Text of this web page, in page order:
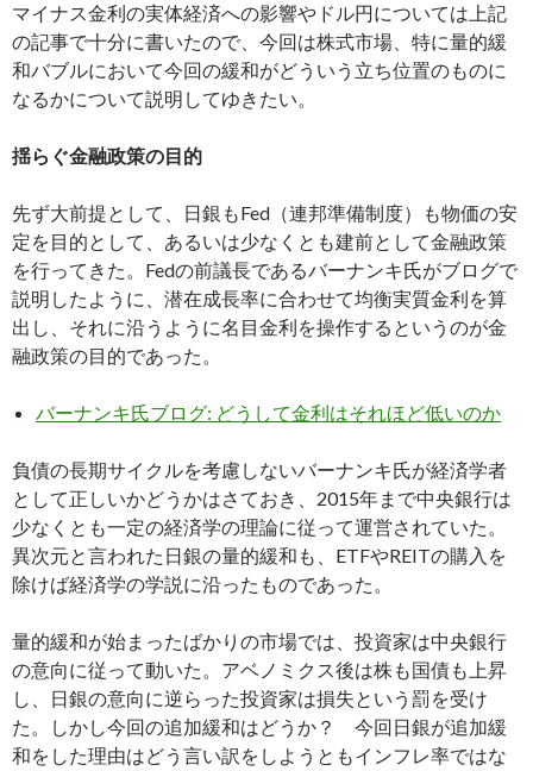
マイナス金利の実体経済への影響やドル円については上記
の記事で十分に書いたので、今回は株式市場、特に量的緩
和バブルにおいて今回の緩和がどういう立ち位置のものに
なるかについて説明してゆきたい。
揺らぐ金融政策の目的
先ず大前提として、日銀もFed（連邦準備制度）も物価の安
定を目的として、あるいは少なくとも建前として金融政策
を行ってきた。Fedの前議長であるバーナンキ氏がブログで
説明したように、潜在成長率に合わせて均衡実質金利を算
出し、それに沿うように名目金利を操作するというのが金
融政策の目的であった。
バーナンキ氏ブログ: どうして金利はそれほど低いのか
負債の長期サイクルを考慮しないバーナンキ氏が経済学者
として正しいかどうかはさておき、2015年まで中央銀行は
少なくとも一定の経済学の理論に従って運営されていた。
異次元と言われた日銀の量的緩和も、ETFやREITの購入を
除けば経済学の学説に沿ったものであった。
量的緩和が始まったばかりの市場では、投資家は中央銀行
の意向に従って動いた。アベノミクス後は株も国債も上昇
し、日銀の意向に逆らった投資家は損失という罰を受け
た。しかし今回の追加緩和はどうか？ 今回日銀が追加緩
和をした理由はどう言い訳をしようともインフレ率ではな